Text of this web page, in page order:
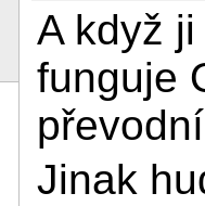
A když
funguje
Jinak